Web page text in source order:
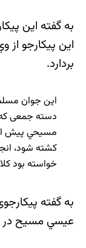
به گفته اين
اين پيكارجو
بردارد.
اين جوان
دسته جمعی
مسيحي پيش
كشته شود،
خواسته بود
به گفته
عيسي مسيح در